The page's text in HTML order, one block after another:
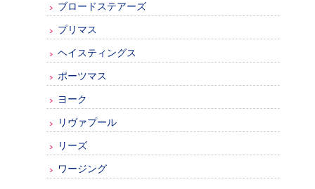
ブロードステアーズ
プリマス
ヘイスティングス
ポーツマス
ヨーク
リヴァプール
リーズ
ワージング